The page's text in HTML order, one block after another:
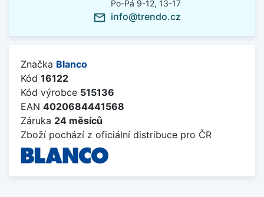
Po-Pá 9-12, 13-17
mail_outline info@trendo.cz
Značka Blanco
Kód 16122
Kód výrobce 515136
EAN 4020684441568
Záruka 24 měsíců
Zboží pochází z oficiální distribuce pro ČR